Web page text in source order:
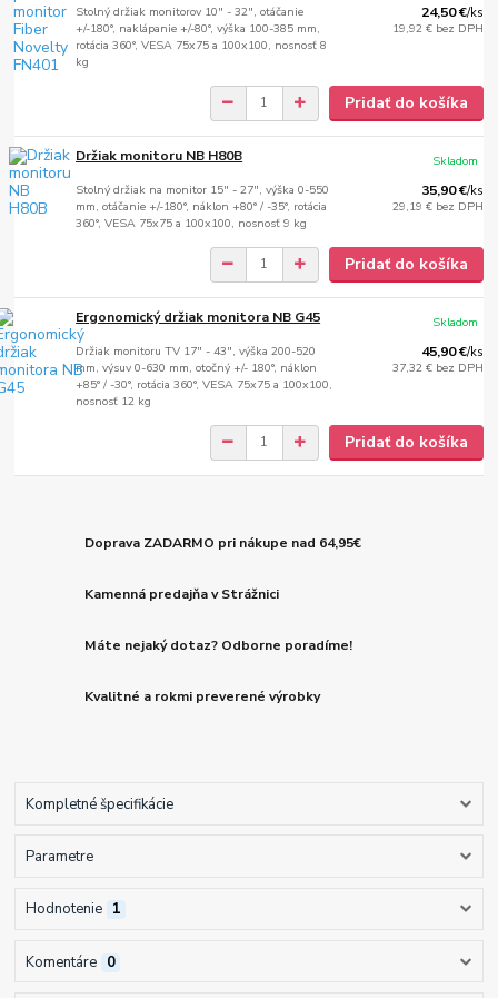
Stolný držiak monitorov 10" - 32", otáčanie
+/-180°, naklápanie +/-80°, výška 100-385 mm,
rotácia 360°, VESA 75x75 a 100x100, nosnosť 8
kg
24,50 €/ks
19,92 € bez DPH
Pridať do košíka
Držiak monitoru NB H80B
Stolný držiak na monitor 15" - 27", výška 0-550
mm, otáčanie +/-180°, náklon +80° / -35°, rotácia
360°, VESA 75x75 a 100x100, nosnosť 9 kg
35,90 €/ks
29,19 € bez DPH
Skladom
Pridať do košíka
Ergonomický držiak monitora NB G45
Držiak monitoru TV 17" - 43", výška 200-520
mm, výsuv 0-630 mm, otočný +/- 180°, náklon
+85° / -30°, rotácia 360°, VESA 75x75 a 100x100,
nosnosť 12 kg
45,90 €/ks
37,32 € bez DPH
Skladom
Pridať do košíka
Doprava ZADARMO pri nákupe nad 64,95€
Kamenná predajňa v Strážnici
Máte nejaký dotaz? Odborne poradíme!
Kvalitné a rokmi preverené výrobky
Kompletné špecifikácie
Parametre
Hodnotenie 1
Komentáre 0